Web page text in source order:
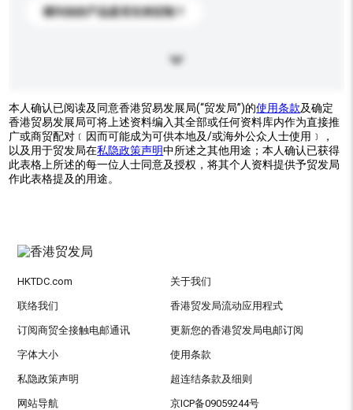
请问你的产品是否支持定制？
本人确认已阅读及同意香港贸易发展局(“贸发局”)的使用条款及确定
香港贸易发展局可将上述资料编入其全部或任何资料库内作为直接推
广或商贸配对﹝因而可能成为可供本地及/或海外公众人士使用﹞，
以及用于贸发局在私隐政策声明中所述之其他用途；本人确认已获得
此表格上所述的每一位人士同意及授权，将其个人资料提供予贸发局
作此表格提及的用途。
HKTDC.com 关于我们
联络我们 香港贸发局流动应用程式
订阅商贸全接触电邮通讯 更新您的香港贸发局电邮订阅
字体大小 使用条款
私隐政策声明 超连结条款及细则
网站导航 京ICP备09059244号